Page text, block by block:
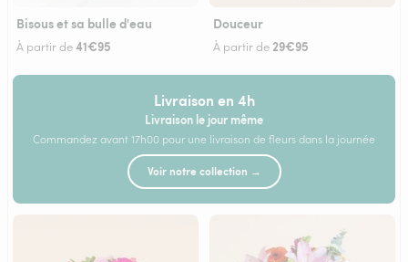
Bisous et sa bulle d'eau
À partir de41€95
Douceur
À partir de 29€95
Livraison en 4h
Livraison le jour même
Commandez avant 17h00 pour une livraison de fleurs dans la journée
Voir notre collection →